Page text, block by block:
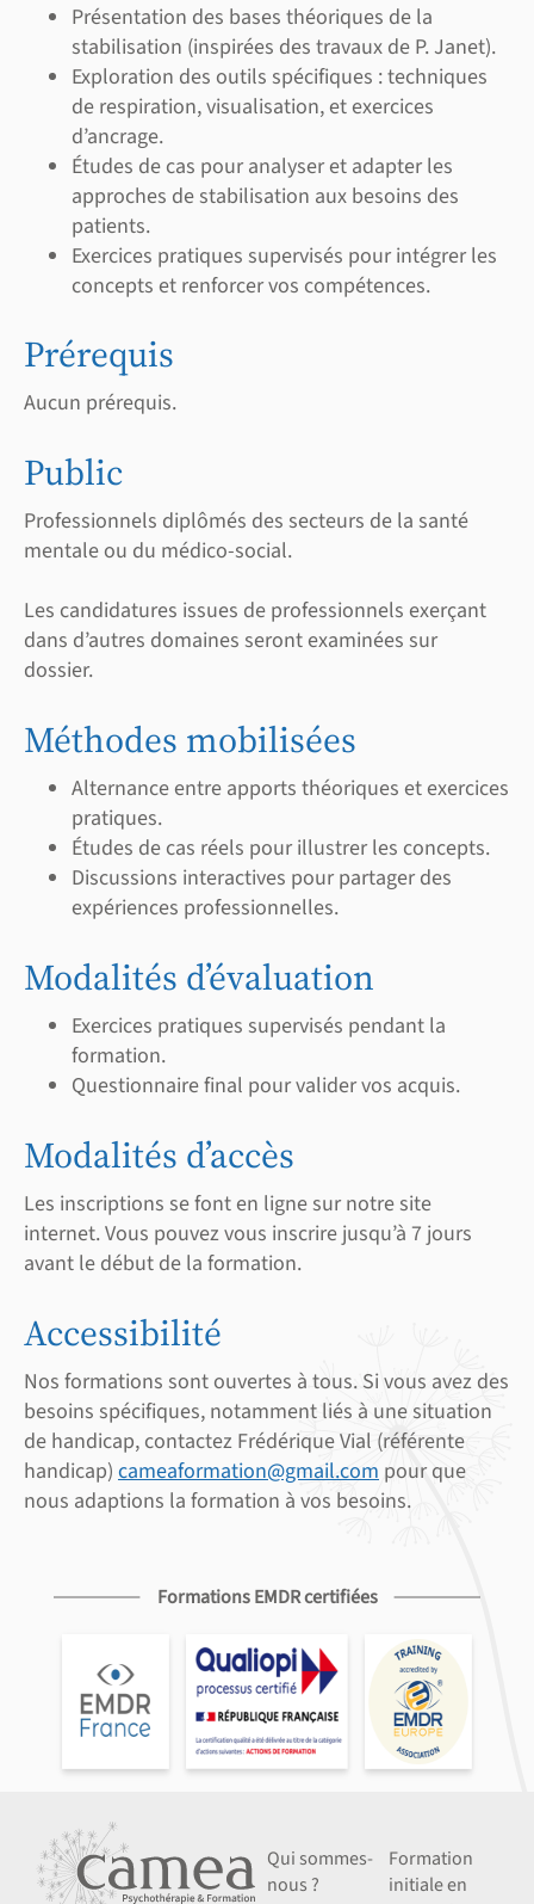
Présentation des bases théoriques de la
stabilisation (inspirées des travaux de P. Janet).
Exploration des outils spécifiques : techniques
de respiration, visualisation, et exercices
d’ancrage.
Études de cas pour analyser et adapter les
approches de stabilisation aux besoins des
patients.
Exercices pratiques supervisés pour intégrer les
concepts et renforcer vos compétences.
Prérequis
Aucun prérequis.
Public
Professionnels diplômés des secteurs de la santé
mentale ou du médico-social.
Les candidatures issues de professionnels exerçant
dans d’autres domaines seront examinées sur
dossier.
Méthodes mobilisées
Alternance entre apports théoriques et exercices
pratiques.
Études de cas réels pour illustrer les concepts.
Discussions interactives pour partager des
expériences professionnelles.
Modalités d’évaluation
Exercices pratiques supervisés pendant la
formation.
Questionnaire final pour valider vos acquis.
Modalités d’accès
Les inscriptions se font en ligne sur notre site
internet. Vous pouvez vous inscrire jusqu’à 7 jours
avant le début de la formation.
Accessibilité
Nos formations sont ouvertes à tous. Si vous avez des
besoins spécifiques, notamment liés à une situation
de handicap, contactez Frédérique Vial (référente
handicap) cameaformation@gmail.com pour que
nous adaptions la formation à vos besoins.
Formations EMDR certifiées
Qui sommes-
nous ?
Formation
initiale en